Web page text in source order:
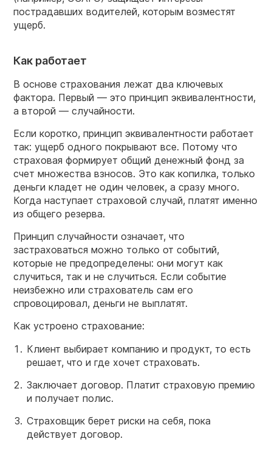
пострадавших водителей, которым возместят
ущерб.
Как работает
В основе страхования лежат два ключевых
фактора. Первый — это принцип эквивалентности,
а второй — случайности.
Если коротко, принцип эквивалентности работает
так: ущерб одного покрывают все. Потому что
страховая формирует общий денежный фонд за
счет множества взносов. Это как копилка, только
деньги кладет не один человек, а сразу много.
Когда наступает страховой случай, платят именно
из общего резерва.
Принцип случайности означает, что
застраховаться можно только от событий,
которые не предопределены: они могут как
случиться, так и не случиться. Если событие
неизбежно или страхователь сам его
спровоцировал, деньги не выплатят.
Как устроено страхование:
Клиент выбирает компанию и продукт, то есть
решает, что и где хочет страховать.
Заключает договор. Платит страховую премию
и получает полис.
Страховщик берет риски на себя, пока
действует договор.